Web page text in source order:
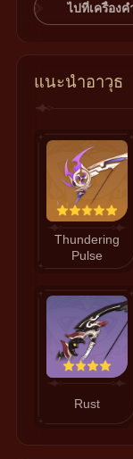
ไปที่เครื่อง
แนะนำอาวุธ
Thundering
Pulse
Rust